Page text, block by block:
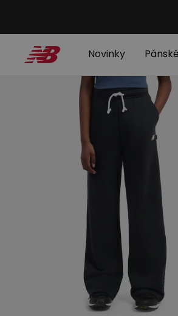
Novinky Pánské